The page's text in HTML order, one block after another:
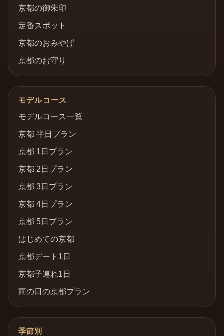
京都の御朱印
定番スポット
京都のおみやげ
京都のお守り
モデルコース
モデルコース一覧
京都 半日プラン
京都 1日プラン
京都 2日プラン
京都 3日プラン
京都 4日プラン
京都 5日プラン
はじめての京都
京都デート1日
京都子連れ1日
雨の日の京都プラン
季節別